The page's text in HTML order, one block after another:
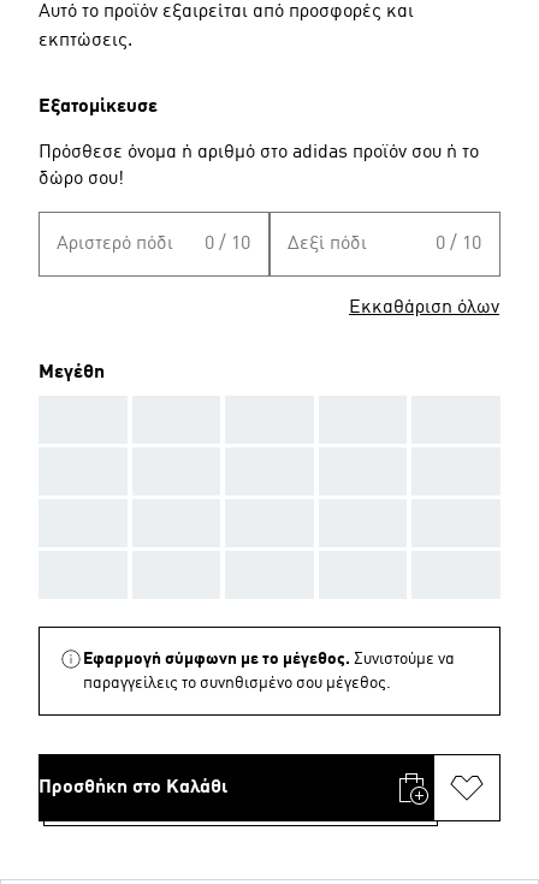
Αυτό το προϊόν εξαιρείται από προσφορές και
εκπτώσεις.
Εξατομίκευσε
Πρόσθεσε όνομα ή αριθμό στο adidas προϊόν σου ή το
δώρο σου!
Αριστερό πόδι 0 / 10 Δεξί πόδι 0 / 10
Εκκαθάριση όλων
Μεγέθη
Εφαρμογή σύμφωνη με το μέγεθος. Συνιστούμε να
παραγγείλεις το συνηθισμένο σου μέγεθος.
Προσθήκη στο Καλάθι